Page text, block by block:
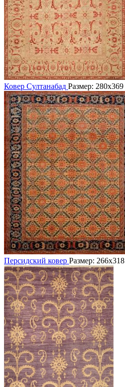
Ковер Султанабад Размер: 280х369
Персидский ковер Размер: 266х318